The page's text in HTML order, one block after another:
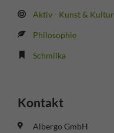
Aktiv - Kunst & Kultur
Philosophie
Schmilka
Kontakt
Albergo GmbH